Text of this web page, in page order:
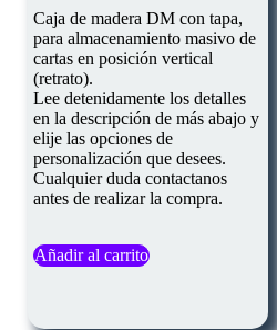
5.00
de 5
Caja de madera DM con tapa,
para almacenamiento masivo de
cartas en posición vertical
(retrato).
Lee detenidamente los detalles
en la descripción de más abajo y
elije las opciones de
personalización que desees.
Cualquier duda contactanos
antes de realizar la compra.
Añadir al carrito